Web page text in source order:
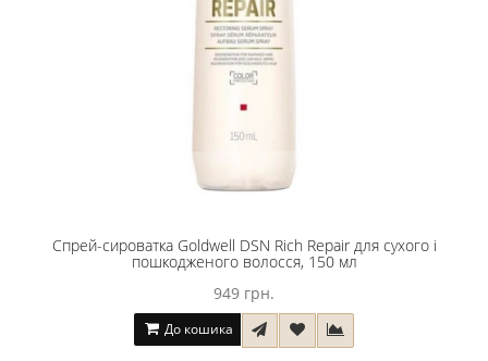
Спрей-сироватка Goldwell DSN Rich Repair для сухого і
пошкодженого волосся, 150 мл
949 грн.
До кошика